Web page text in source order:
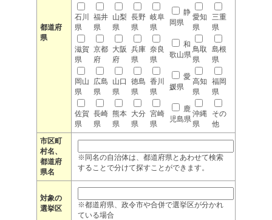
都道府
県
石川
県
福井
県
山梨
県
長野
県
岐阜
県
静
岡県
愛知
県
三重
県
滋賀
県
京都
府
大阪
府
兵庫
県
奈良
県
和
歌山県
鳥取
県
島根
県
岡山
県
広島
県
山口
県
徳島
県
香川
県
愛
媛県
高知
県
福岡
県
佐賀
県
長崎
県
熊本
県
大分
県
宮崎
県
鹿
児島県
沖縄
県
その
他
市区町
村名、
都道府
県名
※同名の自治体は、都道府県とあわせて検索
することで分けて探すことができます。
対象の
選挙区
※都道府県、政令市や合併で選挙区が分かれ
ている場合